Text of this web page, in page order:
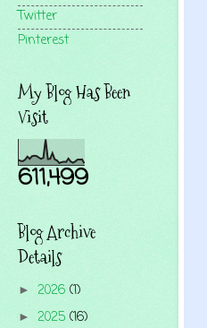
Twitter
Pinterest
My Blog Has Been
Visit
611,499
Blog Archive
Details
► 2026 (1)
► 2025 (16)